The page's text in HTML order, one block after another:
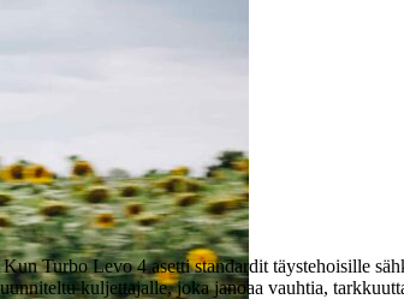
Turbo Levo 4 asetti standardit täystehoisille
kuljettajalle, joka janoaa vauhtia,